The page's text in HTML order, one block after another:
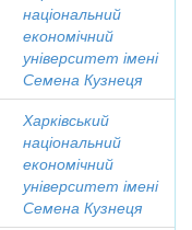
національний
економічний
університет імені
Семена Кузнеця
Харківський
національний
економічний
університет імені
Семена Кузнеця